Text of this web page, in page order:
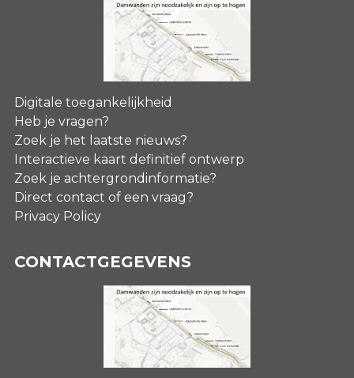
Digitale toegankelijkheid
Heb je vragen?
Zoek je het laatste nieuws?
Interactieve kaart definitief ontwerp
Zoek je achtergrondinformatie?
Direct contact of een vraag?
Privacy Policy
CONTACTGEGEVENS